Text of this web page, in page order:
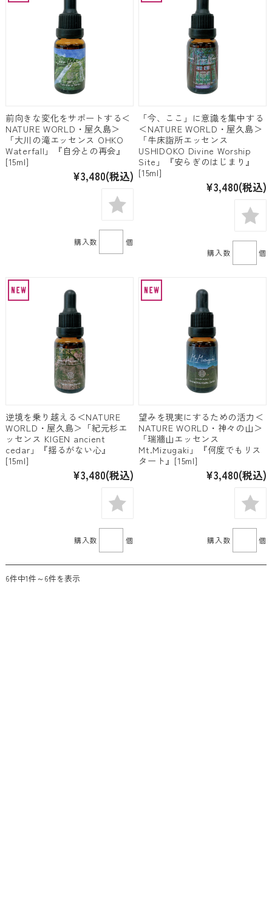
前向きな変化をサポートする＜
NATURE WORLD・屋久島＞
「大川の滝エッセンス OHKO
Waterfall」『自分との再会』
[15ml]
¥3,480(税込)
購入数 個
「今、ここ」に意識を集中する
＜NATURE WORLD・屋久島＞
「牛床詣所エッセンス
USHIDOKO Divine Worship
Site」『安らぎのはじまり』
[15ml]
¥3,480(税込)
購入数 個
逆境を乗り越える＜NATURE
WORLD・屋久島＞「紀元杉エ
ッセンス KIGEN ancient
cedar」『揺るがない心』
[15ml]
¥3,480(税込)
購入数 個
望みを現実にするための活力＜
NATURE WORLD・神々の山＞
「瑞牆山エッセンス
Mt.Mizugaki」『何度でもリス
タート』[15ml]
¥3,480(税込)
購入数 個
6件中1件～6件を表示